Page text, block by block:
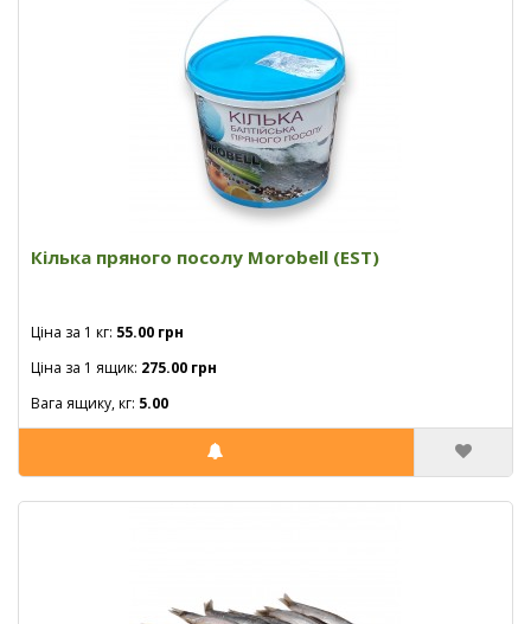
Кілька пряного посолу Morobell (EST)
Ціна за 1 кг: 55.00 грн
Ціна за 1 ящик: 275.00 грн
Вага ящику, кг: 5.00